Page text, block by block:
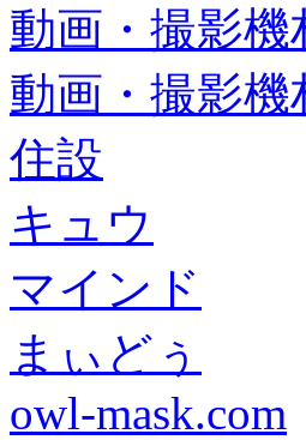
動画・撮影機
動画・撮影機
住設
キュウ
マインド
まぃどぅ
owl-mask.com